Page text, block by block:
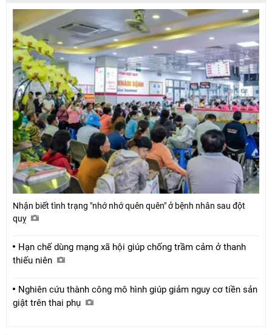
Nhận biết tình trạng "nhớ nhớ quên quên" ở bệnh nhân sau đột
quỵ
Hạn chế dùng mạng xã hội giúp chống trầm cảm ở thanh
thiếu niên
Nghiên cứu thành công mô hình giúp giảm nguy cơ tiền sản
giật trên thai phụ